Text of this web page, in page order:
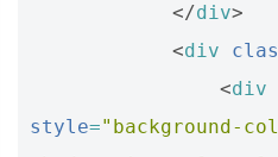
</div>
<div
<div
style="background-